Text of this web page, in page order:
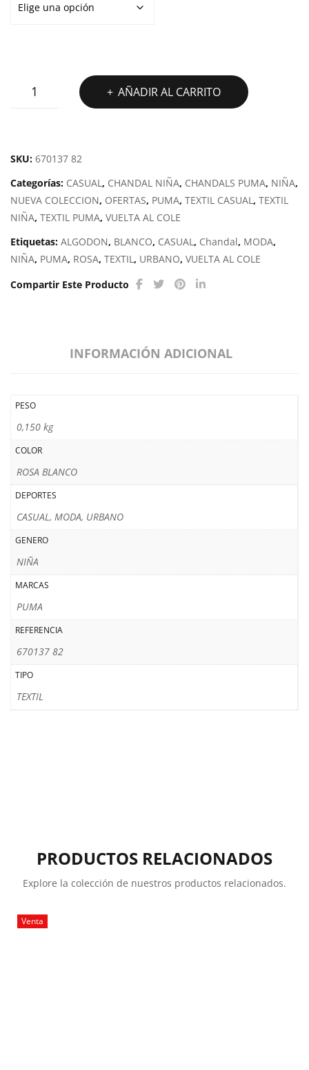
cantidad
AÑADIR AL CARRITO
SKU: 670137 82
Categorías: CASUAL , CHANDAL NIÑA, CHANDALS PUMA, NIÑA,
NUEVA COLECCION, OFERTAS, PUMA, TEXTIL CASUAL , TEXTIL
NIÑA, TEXTIL PUMA, VUELTA AL COLE
Etiquetas: ALGODON, BLANCO, CASUAL , Chandal, MODA,
NIÑA, PUMA, ROSA, TEXTIL , URBANO, VUELTA AL COLE
Compartir Este Producto
INFORMACIÓN ADICIONAL
PESO
0,150 kg
COLOR
ROSA BLANCO
DEPORTES
CASUAL, MODA, URBANO
GENERO
NIÑA
MARCAS
PUMA
REFERENCIA
670137 82
TIPO
TEXTIL
PRODUCTOS RELACIONADOS
Explore la colección de nuestros productos relacionados.
Venta